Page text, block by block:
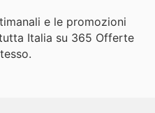
e le promozioni
Italia su 365 Offerte